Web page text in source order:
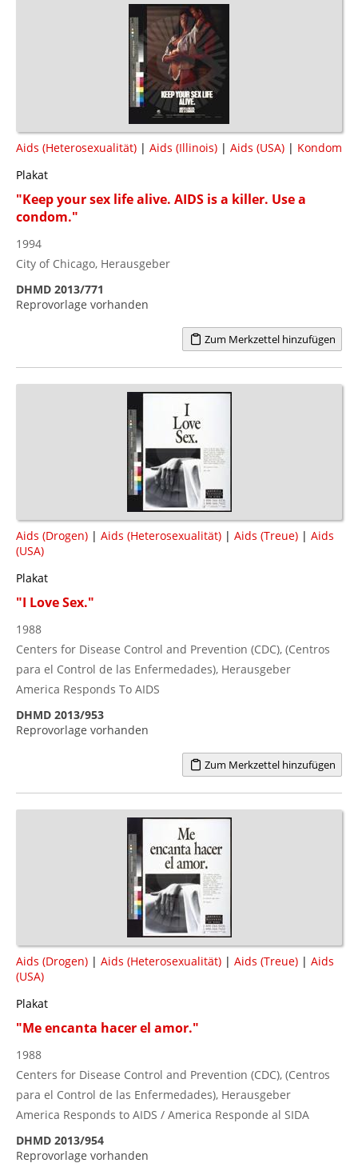
Aids (Heterosexualität) | Aids (Illinois) | Aids (USA) | Kondom
Plakat
"Keep your sex life alive. AIDS is a killer. Use a
condom."
1994
City of Chicago, Herausgeber
DHMD 2013/771
Reprovorlage vorhanden
Zum Merkzettel hinzufügen
Aids (Drogen) | Aids (Heterosexualität) | Aids (Treue) | Aids
(USA)
Plakat
"I Love Sex."
1988
Centers for Disease Control and Prevention (CDC), (Centros
para el Control de las Enfermedades), Herausgeber
America Responds To AIDS
DHMD 2013/953
Reprovorlage vorhanden
Zum Merkzettel hinzufügen
Aids (Drogen) | Aids (Heterosexualität) | Aids (Treue) | Aids
(USA)
Plakat
"Me encanta hacer el amor."
1988
Centers for Disease Control and Prevention (CDC), (Centros
para el Control de las Enfermedades), Herausgeber
America Responds to AIDS / America Responde al SIDA
DHMD 2013/954
Reprovorlage vorhanden